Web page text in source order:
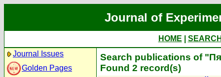
Journal of
HOME
Journal Issues
Golden Pages
Search publications of
Found 2 record(s)